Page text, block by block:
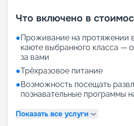
Что включено в
●Проживание на протяжении
каюте выбранного класса —
за вами
●Трёхразовое питание
●Возможность посещать
познавательные программы
Показать все услуги